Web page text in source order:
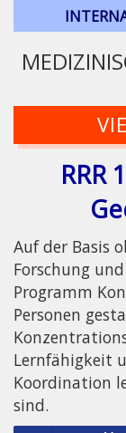
RRR
Auf der Basis
Forschung
Programm
Personen
Lernfähigkeit
Koordination
sind.